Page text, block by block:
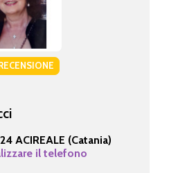
ACIREALE (Catania)
il telefono